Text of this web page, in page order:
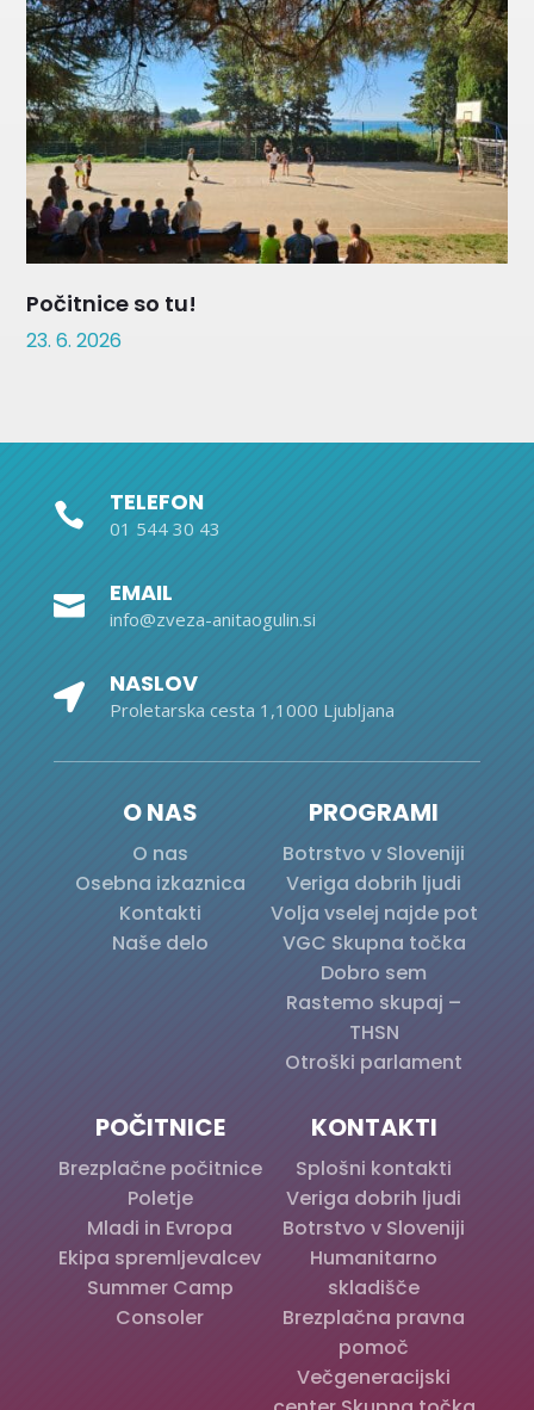
Počitnice so tu!
23. 6. 2026
 TELEFON
01 544 30 43
 EMAIL
info@zveza-anitaogulin.si
 NASLOV
Proletarska cesta 1,1000 Ljubljana
O NAS
O nas
Osebna izkaznica
Kontakti
Naše delo
PROGRAMI
Botrstvo v Sloveniji
Veriga dobrih ljudi
Volja vselej najde pot
VGC Skupna točka
Dobro sem
Rastemo skupaj –
THSN
Otroški parlament
POČITNICE
Brezplačne počitnice
Poletje
Mladi in Evropa
Ekipa spremljevalcev
Summer Camp
Consoler
KONTAKTI
Splošni kontakti
Veriga dobrih ljudi
Botrstvo v Sloveniji
Humanitarno
skladišče
Brezplačna pravna
pomoč
Večgeneracijski